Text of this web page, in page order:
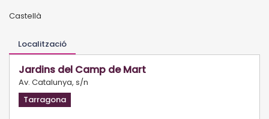
Castellà
Localització
Jardins del Camp de Mart
Av. Catalunya, s/n
Tarragona